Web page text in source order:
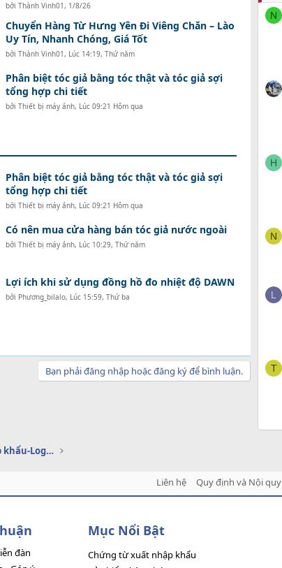
bởi Thành Vinh01, 1/8/26
Chuyển Hàng Từ Hưng Yên Đi Viêng Chăn – Lào
Uy Tín, Nhanh Chóng, Giá Tốt
bởi Thành Vinh01, Lúc 14:19, Thứ năm
Phân biệt tóc giả bằng tóc thật và tóc giả sợi
tổng hợp chi tiết
bởi Thiết bị máy ảnh, Lúc 09:21 Hôm qua
Phân biệt tóc giả bằng tóc thật và tóc giả sợi
tổng hợp chi tiết
bởi Thiết bị máy ảnh, Lúc 09:21 Hôm qua
Có nên mua cửa hàng bán tóc giả nước ngoài
bởi Thiết bị máy ảnh, Lúc 10:29, Thứ năm
Lợi ích khi sử dụng đồng hồ đo nhiệt độ DAWN
bởi Phương_bilalo, Lúc 15:59, Thứ ba
Bạn phải đăng nhập hoặc đăng ký để bình luận.
N
H
N
L
T
Dịch vụ doanh nghiệp xuất nhập khẩu-Logistics
Liên hệ Quy định và Nội quy
đàn
Mục Nổi Bật
Chứng từ xuất nhập khẩu